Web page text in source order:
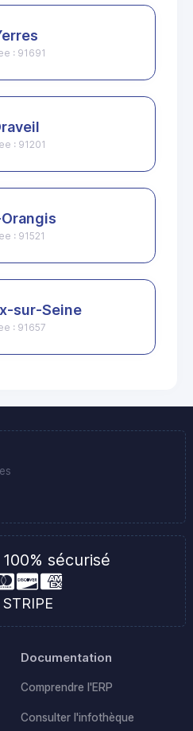
: 91691
: 91201
: 91521
sur-Seine
: 91657
sécurisé
STRIPE
Documentation
Comprendre l'ERP
Consulter l'infothèque